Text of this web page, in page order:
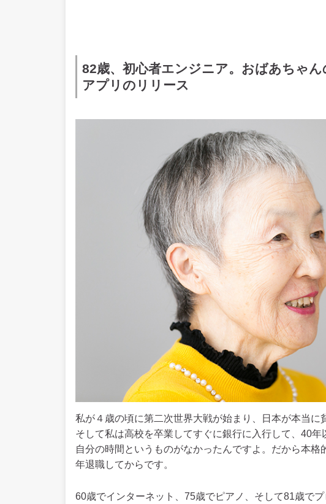
82歳、初心者エンジニア。おばあちゃ
アプリのリリース
私が４歳の頃に第二次世界大戦が始まり、日本が本当に
そして私は高校を卒業してすぐに銀行に入行して、40年
自分の時間というものがなかったんですよ。だから本
年退職してからです。
60歳でインターネット、75歳でピアノ、そして81歳で